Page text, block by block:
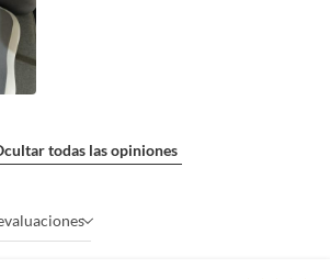
todas las opiniones